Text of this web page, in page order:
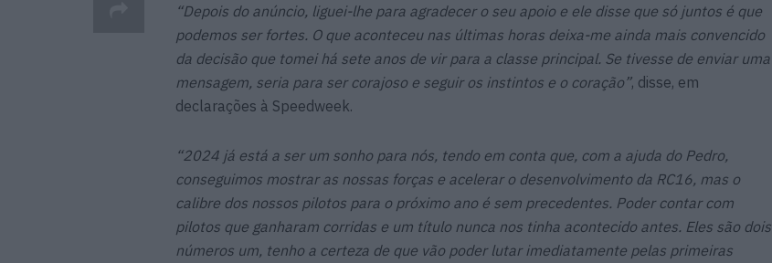
“Depois do anúncio, liguei-lhe para agradecer o seu apoio e ele disse que só juntos é que
podemos ser fortes. O que aconteceu nas últimas horas deixa-me ainda mais convencido
da decisão que tomei há sete anos de vir para a classe principal. Se tivesse de enviar uma
mensagem, seria para ser corajoso e seguir os instintos e o coração”, disse, em
declarações à Speedweek.
“2024 já está a ser um sonho para nós, tendo em conta que, com a ajuda do Pedro,
conseguimos mostrar as nossas forças e acelerar o desenvolvimento da RC16, mas o
calibre dos nossos pilotos para o próximo ano é sem precedentes. Poder contar com
pilotos que ganharam corridas e um título nunca nos tinha acontecido antes. Eles são dois
números um, tenho a certeza de que vão poder lutar imediatamente pelas primeiras